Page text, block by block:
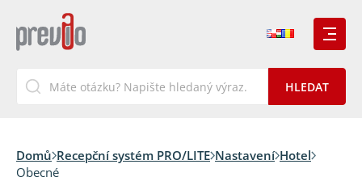
Domů Recepční systém PRO/LITE Nastavení Hotel
Obecné